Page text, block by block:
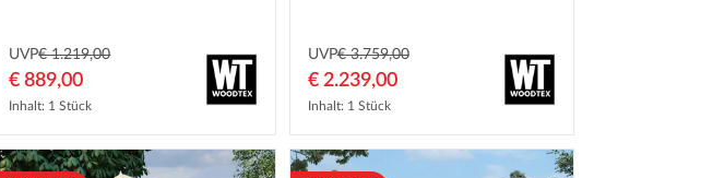
UVP€ 1.219,00
€ 889,00
Inhalt: 1 Stück
UVP€ 3.759,00
€ 2.239,00
Inhalt: 1 Stück